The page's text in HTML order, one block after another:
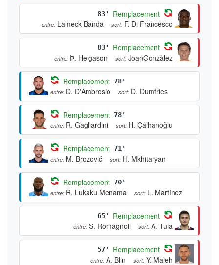
83' Remplacement
entre: Lameck Banda sort: F. Di Francesco
83' Remplacement
entre: Þ. Helgason sort: JoanGonzàlez
Remplacement 78'
entre: D. D'Ambrosio sort: D. Dumfries
Remplacement 78'
entre: R. Gagliardini sort: H. Çalhanoğlu
Remplacement 71'
entre: M. Brozović sort: H. Mkhitaryan
Remplacement 70'
entre: R. Lukaku Menama sort: L. Martínez
65' Remplacement
entre: S. Romagnoli sort: A. Tuia
57' Remplacement
entre: A. Blin sort: Y. Maleh